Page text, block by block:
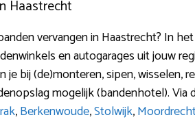
Haastrecht
vervangen in Haastrecht? In
en autogarages uit jouw
bij (de)monteren, sipen, wisselen,
mogelijk (bandenhotel).
,Berkenwoude,Stolwijk,